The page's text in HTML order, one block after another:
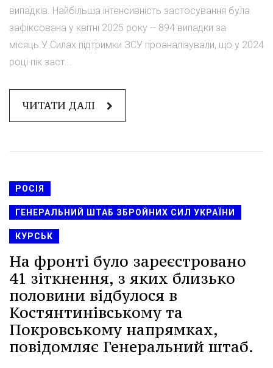
випадків. Найбільша інтенсивність застосування була
зафіксована у квітні 2025 року -- 894 випадки за
місяць.У Силах підтримки ЗСУ проаналізували, що у 2024
році пік заст...
ЧИТАТИ ДАЛІ
РОСІЯ
ГЕНЕРАЛЬНИЙ ШТАБ ЗБРОЙНИХ СИЛ УКРАЇНИ
КУРСЬК
На фронті було зареєстровано
41 зіткнення, з яких близько
половини відбулося в
Костянтинівському та
Покровському напрямках,
повідомляє Генеральний штаб.